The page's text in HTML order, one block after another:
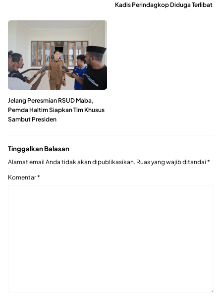
Kadis Perindagkop Diduga Terlibat
Jelang Peresmian RSUD Maba,
Pemda Haltim Siapkan Tim Khusus
Sambut Presiden
Tinggalkan Balasan
Alamat email Anda tidak akan dipublikasikan. Ruas yang wajib ditandai *
Komentar*